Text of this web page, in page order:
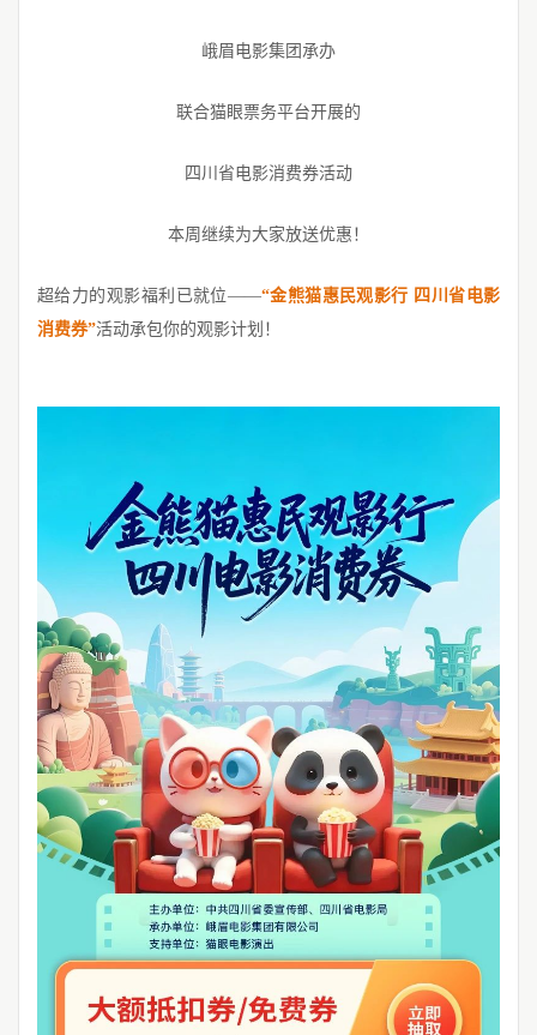
峨眉电影集团承办
联合猫眼票务平台开展的
四川省电影消费券活动
本周继续为大家放送优惠！
超给力的观影福利已就位——“金熊猫惠民观影行 四川省电影
消费券”活动承包你的观影计划！